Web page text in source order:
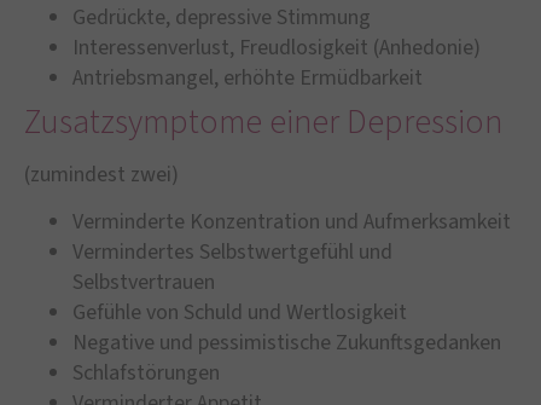
Gedrückte, depressive Stimmung
Interessenverlust, Freudlosigkeit (Anhedonie)
Antriebsmangel, erhöhte Ermüdbarkeit
Zusatzsymptome einer Depression
(zumindest zwei)
Verminderte Konzentration und Aufmerksamkeit
Vermindertes Selbstwertgefühl und
Selbstvertrauen
Gefühle von Schuld und Wertlosigkeit
Negative und pessimistische Zukunftsgedanken
Schlafstörungen